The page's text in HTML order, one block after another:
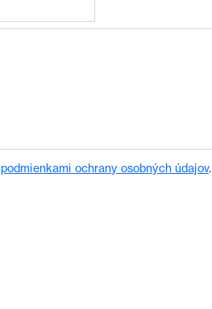
podmienkami ochrany osobných údajov.